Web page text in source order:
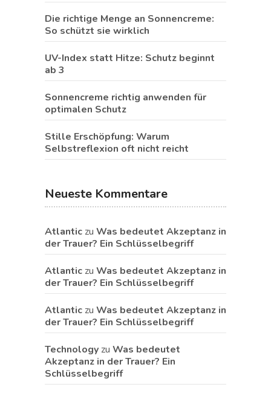
Die richtige Menge an Sonnencreme:
So schützt sie wirklich
UV-Index statt Hitze: Schutz beginnt
ab 3
Sonnencreme richtig anwenden für
optimalen Schutz
Stille Erschöpfung: Warum
Selbstreflexion oft nicht reicht
Neueste Kommentare
Atlantic zu Was bedeutet Akzeptanz in
der Trauer? Ein Schlüsselbegriff
Atlantic zu Was bedeutet Akzeptanz in
der Trauer? Ein Schlüsselbegriff
Atlantic zu Was bedeutet Akzeptanz in
der Trauer? Ein Schlüsselbegriff
Technology zu Was bedeutet
Akzeptanz in der Trauer? Ein
Schlüsselbegriff